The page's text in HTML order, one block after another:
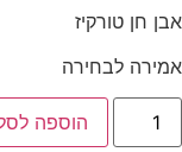
₪330.00.אבן חן טורקיז
אמירה לבחירה
כמות
טבעת
הוספה